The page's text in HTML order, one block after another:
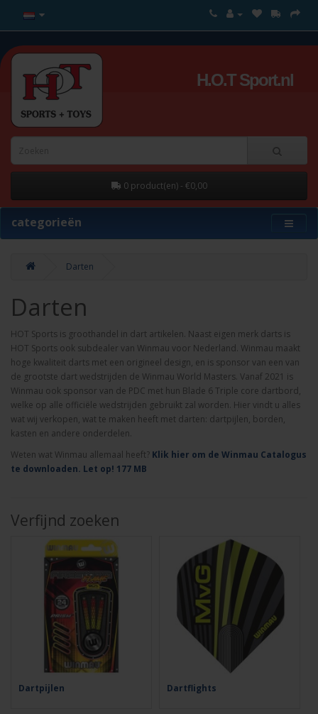
H.O.T Sport.nl
0 product(en) - €0,00
categorieën
Darten
Darten
HOT Sports is groothandel in dart artikelen. Naast eigen merk darts is
HOT Sports ook subdealer van Winmau voor Nederland. Winmau maakt
hoge kwaliteit darts met een origineel design, en is sponsor van een van
de grootste dart wedstrijden de Winmau World Masters. Vanaf 2021 is
Winmau ook sponsor van de PDC met hun Blade 6 Triple core dartbord,
welke op alle officiële wedstrijden gebruikt zal worden. Hier vindt u alles
wat wij verkopen, wat te maken heeft met darten: dartpijlen, borden,
kasten en andere onderdelen.
Weten wat Winmau allemaal heeft? Klik hier om de Winmau Catalogus
te downloaden. Let op! 177 MB
Verfijnd zoeken
Dartpijlen Dartflights